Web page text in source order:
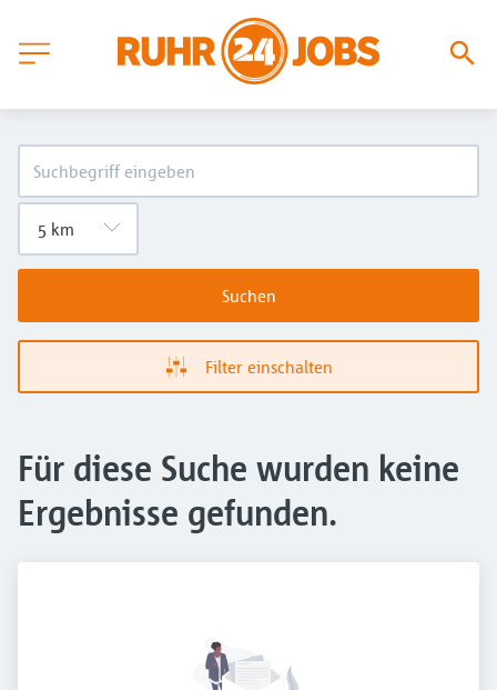
Suchen
Filter einschalten
Für diese Suche wurden keine
Ergebnisse gefunden.